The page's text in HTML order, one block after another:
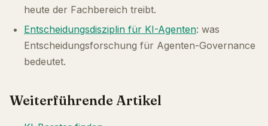
heute der Fachbereich treibt.
Entscheidungsdisziplin für KI-Agenten: was
Entscheidungsforschung für Agenten-Governance
bedeutet.
Weiterführende Artikel